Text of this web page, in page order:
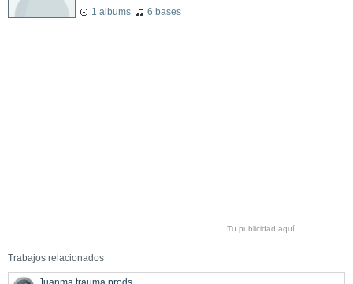
1 albums 6 bases
Tu publicidad aquí
Trabajos relacionados